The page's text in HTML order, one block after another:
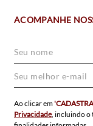
ACOMPANHE
Ao clicar em
Privacidade, incluindo o